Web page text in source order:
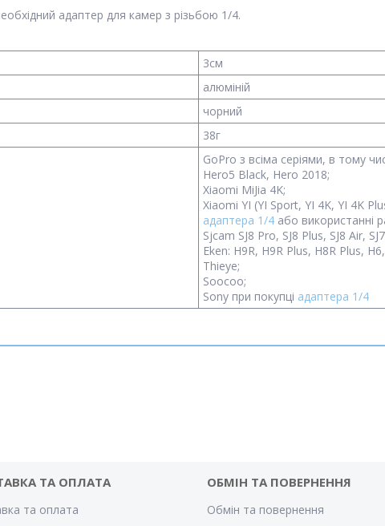
адаптер для камер з різьбою 1/4.
3см
алюміній
чорний
38г
GoPro з всіма серіями, в тому
Hero5 Black, Hero 2018;
Xiaomi MiJia 4K;
Xiaomi YI (YI Sport, YI 4K, YI 4K
адаптера 1/4 або використанні
Sjcam SJ8 Pro, SJ8 Plus, SJ8 Air,
Eken: H9R, H9R Plus, H8R Plus,
Thieye;
Soocoo;
Sony при покупці адаптера 1/4
ТА ОПЛАТА
та оплата
ОБМІН ТА ПОВЕРНЕННЯ
Обмін та повернення